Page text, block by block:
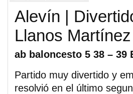
Alevín |
Llanos Martínez
ab baloncesto 5 38 – 39
Partido muy divertido y
resolvió en el último